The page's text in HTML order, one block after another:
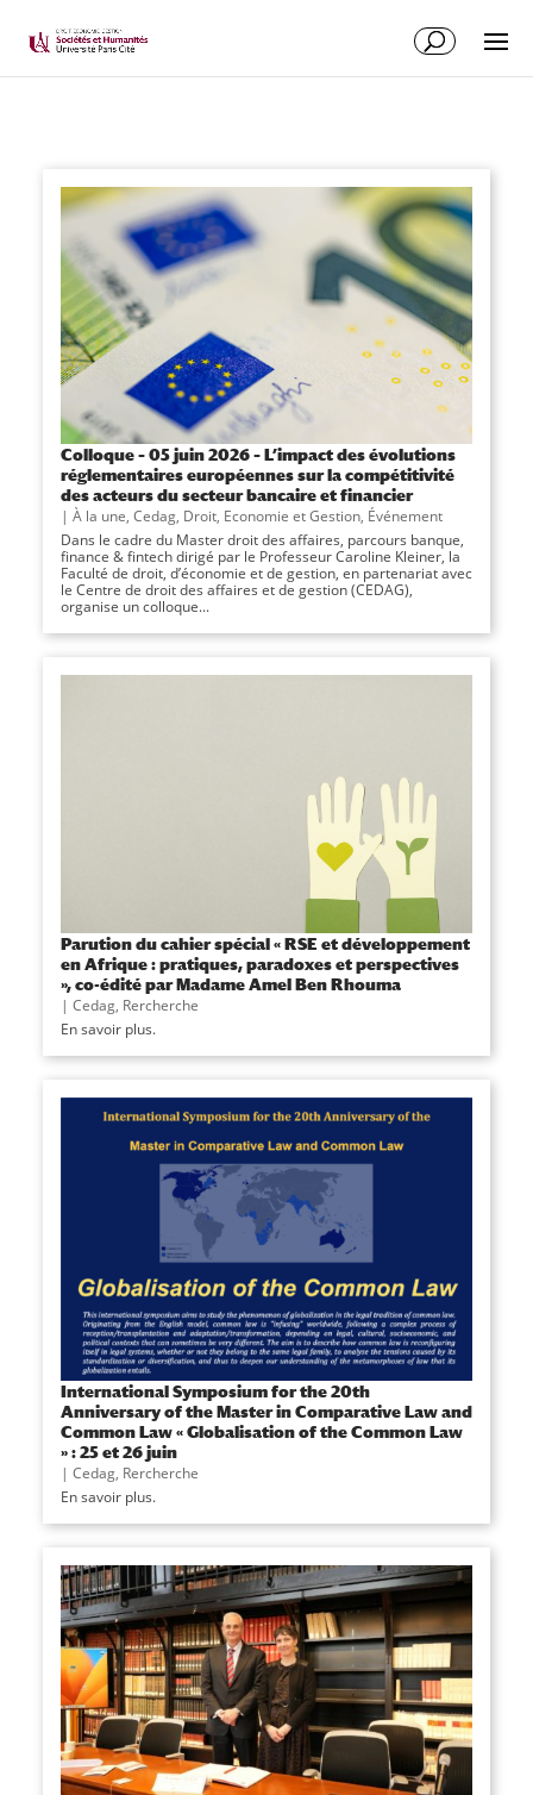
Colloque – 05 juin 2026 – L’impact des évolutions
réglementaires européennes sur la compétitivité
des acteurs du secteur bancaire et financier
| À la une, Cedag, Droit, Economie et Gestion, Événement
Dans le cadre du Master droit des affaires, parcours banque,
finance & fintech dirigé par le Professeur Caroline Kleiner, la
Faculté de droit, d’économie et de gestion, en partenariat avec
le Centre de droit des affaires et de gestion (CEDAG),
organise un colloque...
Parution du cahier spécial « RSE et développement
en Afrique : pratiques, paradoxes et perspectives
», co-édité par Madame Amel Ben Rhouma
| Cedag, Rercherche
En savoir plus.
International Symposium for the 20th
Anniversary of the Master in Comparative Law and
Common Law « Globalisation of the Common Law
» : 25 et 26 juin
| Cedag, Rercherche
En savoir plus.